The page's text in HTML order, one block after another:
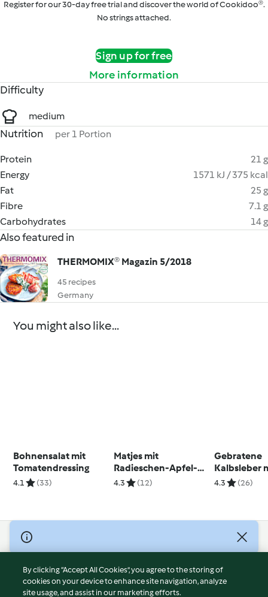
Register for our 30-day free trial and discover the world of Cookidoo®.
No strings attached.
Sign up for free
More information
Difficulty
medium
Nutrition per 1 Portion
Protein
21 g
Energy
1571 kJ / 375 kcal
Fat
25 g
Fibre
7.1 g
Carbohydrates
14 g
Also featured in
THERMOMIX® Magazin 5/2018
45 recipes
Germany
You might also like...
Bohnensalat mit
Tomatendressing
4.1 (33)
Matjes mit
Radieschen-Apfel-
Salat
4.3 (12)
Gebratene
Kalbsleber
4.3 (26)
© Copyright 2026
Terms of Service
Privacy Policy
By clicking “Accept All Cookies”, you agree to the storing of
cookies on your device to enhance site navigation, analyze
site usage, and assist in our marketing efforts.